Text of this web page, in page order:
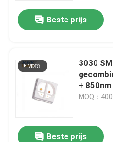
Beste prijs
3030
+
Therapy
MOQ：
Beste prijs